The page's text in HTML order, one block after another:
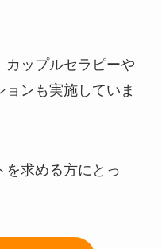
カップルセラピーや
ンも実施していま
を求める方にとっ